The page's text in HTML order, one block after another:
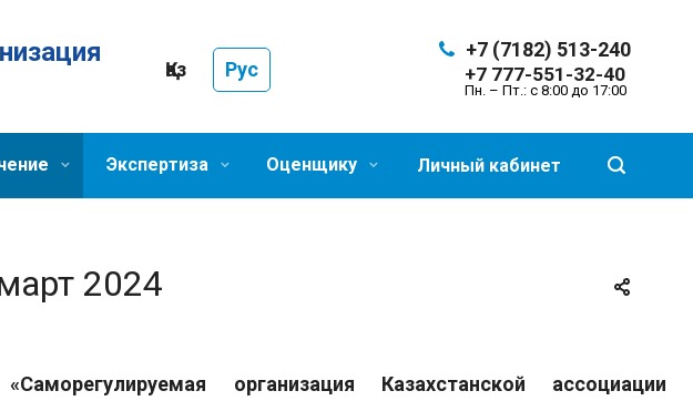
Қаз Рус
+7 (7182) 513-240
+7 777-551-32-40
Пн. – Пт.: с 8:00 до 17:00
Личный кабинет
Экспертиза Оценщику
2024
организация Казахстанской ассоциации